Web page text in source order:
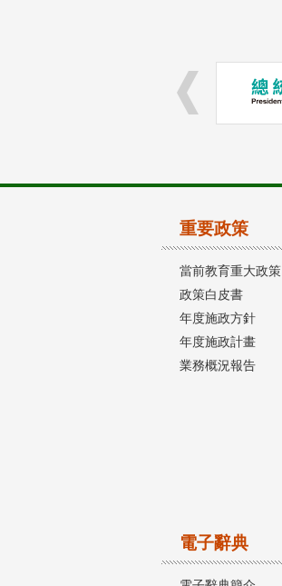
重要政策
當前教育重大政策
政策白皮書
年度施政方針
年度施政計畫
業務概況報告
電子辭典